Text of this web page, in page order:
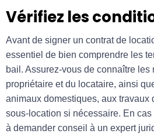
Vérifiez les
Avant de signer un contrat de
essentiel de bien comprendre les
bail. Assurez-vous de connaître les
propriétaire et du locataire, ainsi
animaux domestiques, aux travaux
sous-location si nécessaire. En cas
à demander conseil à un expert